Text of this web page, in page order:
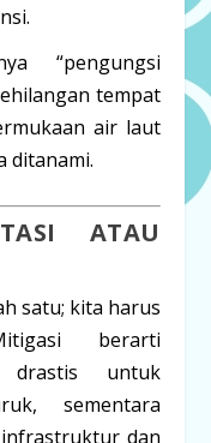
“pengungsi
tempat
air laut
ditanami.
ATAU
satu; kita harus
berarti
drastis untuk
sementara
dan